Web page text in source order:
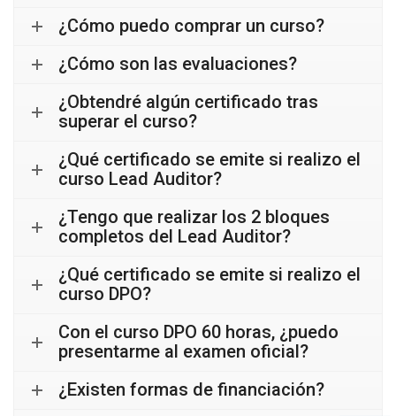
¿Cómo puedo comprar un curso?
¿Cómo son las evaluaciones?
¿Obtendré algún certificado tras
superar el curso?
¿Qué certificado se emite si realizo el
curso Lead Auditor?
¿Tengo que realizar los 2 bloques
completos del Lead Auditor?
¿Qué certificado se emite si realizo el
curso DPO?
Con el curso DPO 60 horas, ¿puedo
presentarme al examen oficial?
¿Existen formas de financiación?